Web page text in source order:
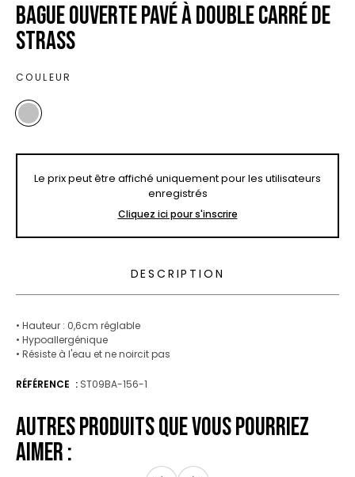
BAGUE OUVERTE PAVÉ À DOUBLE CARRÉ DE
STRASS
COULEUR
Le prix peut être affiché uniquement pour les utilisateurs
enregistrés
Cliquez ici pour s'inscrire
DESCRIPTION
• Hauteur : 0,6cm réglable
• Hypoallergénique
• Résiste à l'eau et ne noircit pas
RÉFÉRENCE ST09BA-156-1
AUTRES PRODUITS QUE VOUS POURRIEZ
AIMER :